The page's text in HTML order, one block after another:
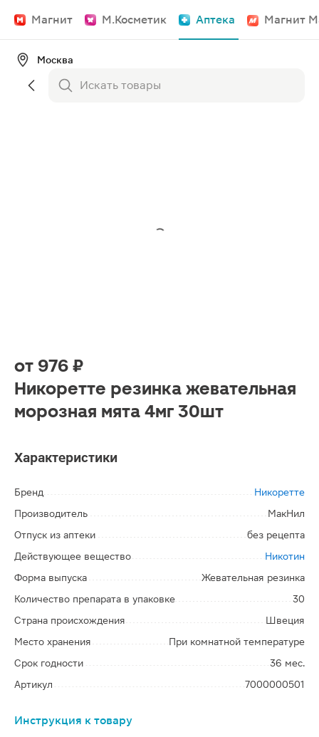
Магнит М.Косметик Аптека Магнит
Москва
от 976 ₽
Никоретте резинка жевательная
морозная мята 4мг 30шт
Характеристики
Бренд
Никоретте
Производитель
МакНил
Отпуск из аптеки
без рецепта
Действующее вещество
Никотин
Форма выпуска
Жевательная резинка
Количество препарата в упаковке
30
Страна происхождения
Швеция
Место хранения
При комнатной температуре
Срок годности
36 мес.
Артикул
7000000501
Инструкция к товару